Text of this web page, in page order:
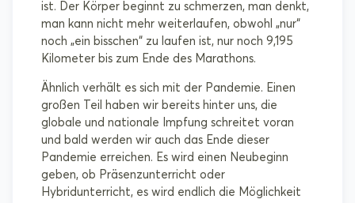
ist. Der Körper beginnt zu schmerzen, man denkt,
man kann nicht mehr weiterlaufen, obwohl „nur“
noch „ein bisschen“ zu laufen ist, nur noch 9,195
Kilometer bis zum Ende des Marathons.
Ähnlich verhält es sich mit der Pandemie. Einen
großen Teil haben wir bereits hinter uns, die
globale und nationale Impfung schreitet voran
und bald werden wir auch das Ende dieser
Pandemie erreichen. Es wird einen Neubeginn
geben, ob Präsenzunterricht oder
Hybridunterricht, es wird endlich die Möglichkeit